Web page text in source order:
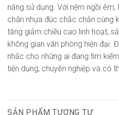
năng sử dụng. Với nệm ngồi
chân nhựa đúc chắc chắn cùng
tăng giảm chiều cao linh hoạt,
không gian văn phòng hiện đại.
nhắc cho những ai đang tìm
tiện dụng, chuyên nghiệp và có
SẢN PHẨM TƯƠNG TỰ